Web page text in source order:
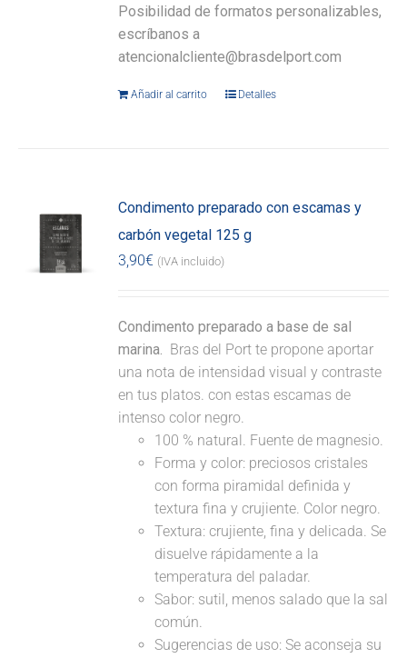
Posibilidad de formatos personalizables,
escríbanos a
atencionalcliente@brasdelport.com
Añadir al carrito Detalles
Condimento preparado con escamas y
carbón vegetal 125 g
3,90€ (IVA incluido)
Condimento preparado a base de sal
marina. Bras del Port te propone aportar
una nota de intensidad visual y contraste
en tus platos. con estas escamas de
intenso color negro.
100 % natural. Fuente de magnesio.
Forma y color: preciosos cristales
con forma piramidal definida y
textura fina y crujiente. Color negro.
Textura: crujiente, fina y delicada. Se
disuelve rápidamente a la
temperatura del paladar.
Sabor: sutil, menos salado que la sal
común.
Sugerencias de uso: Se aconseja su